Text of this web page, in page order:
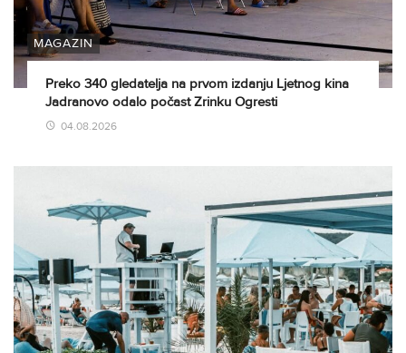
MAGAZIN
Preko 340 gledatelja na prvom izdanju Ljetnog kina
Jadranovo odalo počast Zrinku Ogresti
04.08.2026